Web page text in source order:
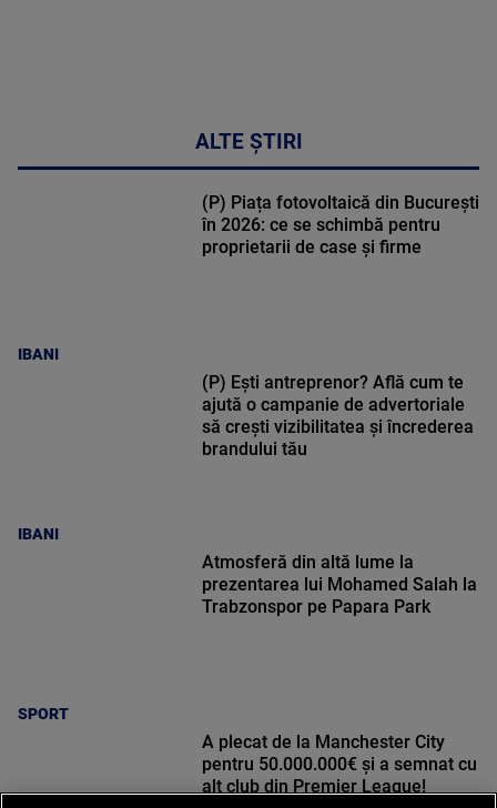
ALTE ȘTIRI
IBANI
(P) Piața fotovoltaică din București
în 2026: ce se schimbă pentru
proprietarii de case și firme
IBANI
(P) Ești antreprenor? Află cum te
ajută o campanie de advertoriale
să crești vizibilitatea și încrederea
brandului tău
SPORT
Atmosferă din altă lume la
prezentarea lui Mohamed Salah la
Trabzonspor pe Papara Park
A plecat de la Manchester City
pentru 50.000.000€ și a semnat cu
alt club din Premier League!